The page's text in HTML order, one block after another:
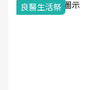
良醫生活祭